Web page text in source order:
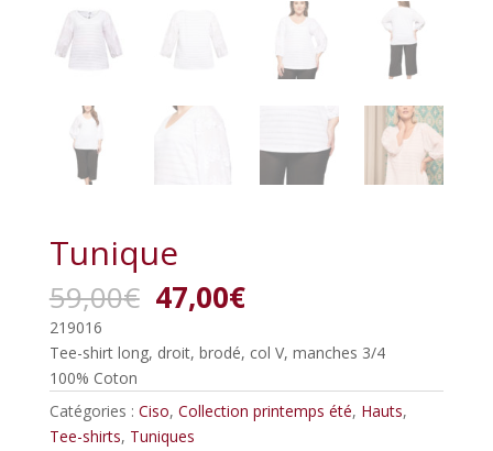
Tunique
59,00€ Le
prix
initial
était :
59,00€.
47,00€Le
prix
actuel
est :
47,00€.
219016
Tee-shirt long, droit, brodé, col V, manches 3/4
100% Coton
Catégories : Ciso, Collection printemps été, Hauts,
Tee-shirts, Tuniques